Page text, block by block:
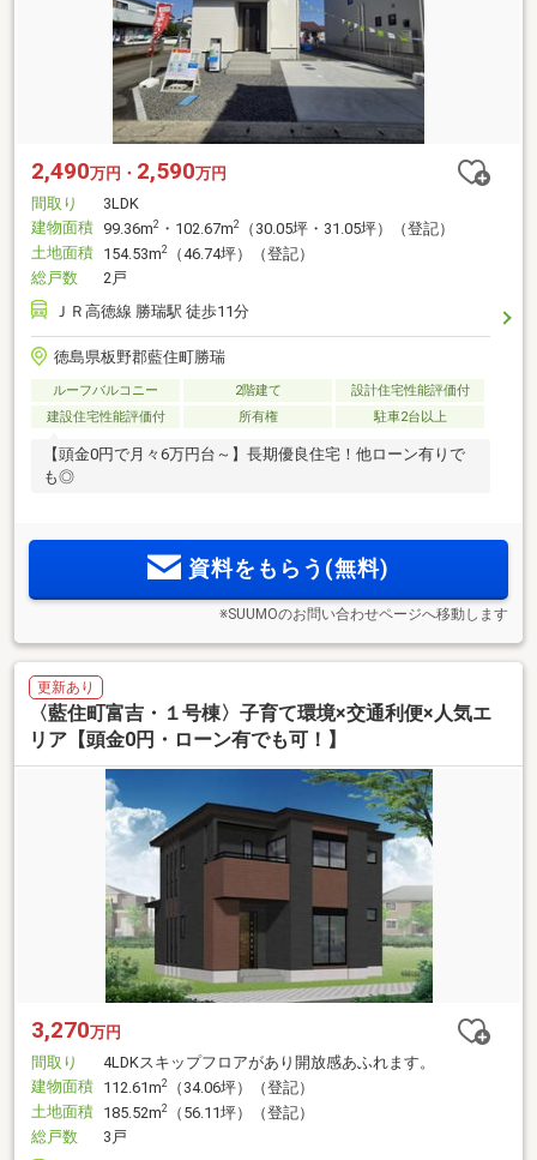
2,490万円・ 2,590万円
間取り
3LDK
建物面積 99.36m2 ・102.67m2
（30.05坪・31.05坪）（登記）
土地面積 154.53m2
（46.74坪）（登記）
総戸数
2戸
ＪＲ高徳線 勝瑞駅 徒歩11分
徳島県板野郡藍住町勝瑞
ルーフバルコニー 2階建て
設計住宅性能評価付
建設住宅性能評価付
所有権 駐車2台以上
【頭金0円で月々6万円台～】長期優良住宅！他ローン有りで
も◎
資料をもらう(無料)
※SUUMOのお問い合わせページへ移動します
更新あり
〈藍住町富吉・１号棟〉子育て環境×交通利便×人気エ
リア【頭金0円・ローン有でも可！】
3,270万円
間取り
4LDKスキップフロアがあり開放感あふれます。
建物面積 112.61m2
（34.06坪）（登記）
土地面積 185.52m2
（56.11坪）（登記）
総戸数
3戸